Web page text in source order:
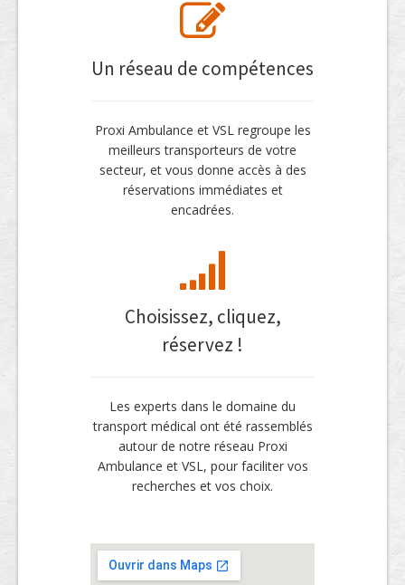
Un réseau de compétences
Proxi Ambulance et VSL regroupe les
meilleurs transporteurs de votre
secteur, et vous donne accès à des
réservations immédiates et
encadrées.
Choisissez, cliquez,
réservez !
Les experts dans le domaine du
transport médical ont été rassemblés
autour de notre réseau Proxi
Ambulance et VSL, pour faciliter vos
recherches et vos choix.